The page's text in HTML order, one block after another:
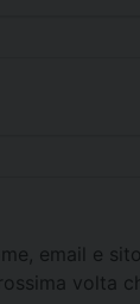
email e
volta